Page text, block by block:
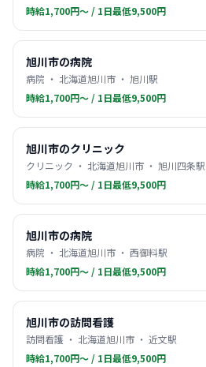
時給1,700円〜 / 1日最低9,500円
旭川市の病院
病院 ・ 北海道旭川市 ・ 旭川駅
時給1,700円〜 / 1日最低9,500円
旭川市のクリニック
クリニック ・ 北海道旭川市 ・ 旭川四条駅
時給1,700円〜 / 1日最低9,500円
旭川市の病院
病院 ・ 北海道旭川市 ・ 西御料駅
時給1,700円〜 / 1日最低9,500円
旭川市の訪問看護
訪問看護 ・ 北海道旭川市 ・ 近文駅
時給1,700円〜 / 1日最低9,500円